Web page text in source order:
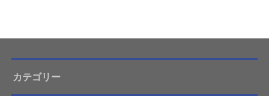
カテゴリー